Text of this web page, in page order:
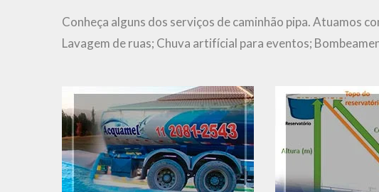
Conheça alguns dos serviços de caminhão pipa. Atuamos
Lavagem de ruas; Chuva artifícial para eventos;